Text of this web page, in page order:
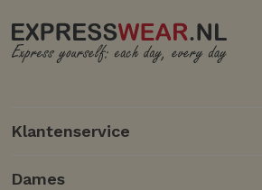
Klantenservice
Dames